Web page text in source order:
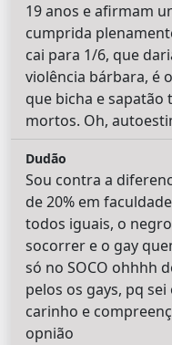
19 anos e afirmam
cumprida
cai para 1/6, que
violência bárbara, é
que bicha e sapatão
mortos. Oh,
Dudão
Sou contra a
de 20% em
todos iguais, o
socorrer e o gay
só no SOCO ohhhh
pelos os gays, pq
carinho e
opnião